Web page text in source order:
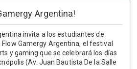
Argentina!
invita a los estudiantes de
Gamergy Argentina, el festival
y gaming que se celebrará los días
(Av. Juan Bautista De la Salle